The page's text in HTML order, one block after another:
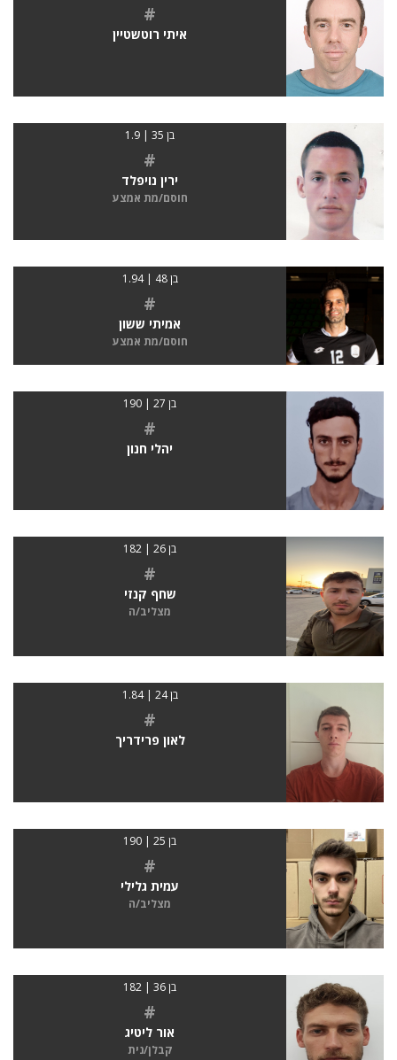
#
איתי רוטשטיין
בן 35 | 1.9
#
ירין נויפלד
חוסם/מת אמצע
בן 48 | 1.94
#
אמיתי ששון
חוסם/מת אמצע
בן 27 | 190
#
יהלי חנון
בן 26 | 182
#
שחף קנזי
מצליב/ה
בן 24 | 1.84
#
לאון פרידריך
בן 25 | 190
#
עמית גלילי
מצליב/ה
בן 36 | 182
#
אור ליטיג
קבלן/נית